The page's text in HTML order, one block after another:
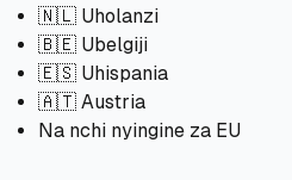
🇳🇱 Uholanzi
🇧🇪 Ubelgiji
🇪🇸 Uhispania
🇦🇹 Austria
Na nchi nyingine za EU